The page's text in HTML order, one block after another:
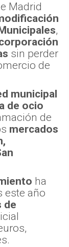
Madrid
,
sin perder
de
municipal
de ocio
de
mercados
ha
este año
de